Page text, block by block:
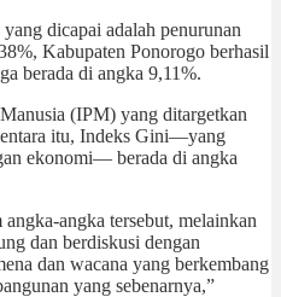
dicapai adalah penurunan
Kabupaten Ponorogo berhasil
berada di angka 9,11%.
(IPM) yang ditargetkan
itu, Indeks Gini—yang
ekonomi— berada di angka
angka tersebut, melainkan
dan berdiskusi dengan
dan wacana yang berkembang
yang sebenarnya,”